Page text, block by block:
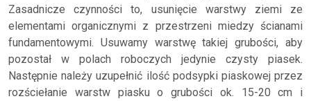
Zasadnicze czynności to, usunięcie warstwy ziemi ze
elementami organicznymi z przestrzeni miedzy ścianami
fundamentowymi. Usuwamy warstwę takiej grubości, aby
pozostał w polach roboczych jedynie czysty piasek.
Następnie należy uzupełnić ilość podsypki piaskowej przez
rozściełanie warstw piasku o grubości ok. 15-20 cm i